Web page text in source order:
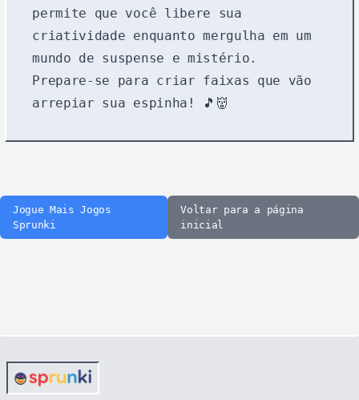
permite que você libere sua
criatividade enquanto mergulha em um
mundo de suspense e mistério.
Prepare-se para criar faixas que vão
arrepiar sua espinha! 🎵👹
Jogue Mais Jogos
Sprunki
Voltar para a página
inicial